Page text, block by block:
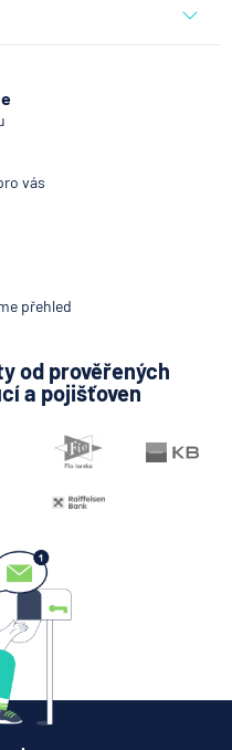
vás
přehled
od prověřených
a pojišťoven